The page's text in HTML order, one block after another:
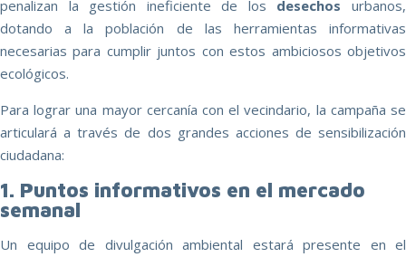
penalizan la gestión ineficiente de los desechos urbanos,
dotando a la población de las herramientas informativas
necesarias para cumplir juntos con estos ambiciosos objetivos
ecológicos.
Para lograr una mayor cercanía con el vecindario, la campaña se
articulará a través de dos grandes acciones de sensibilización
ciudadana:
1. Puntos informativos en el mercado
semanal
Un equipo de divulgación ambiental estará presente en el